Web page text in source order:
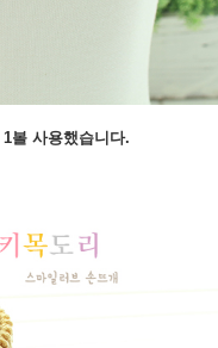
1볼 사용했습니다.